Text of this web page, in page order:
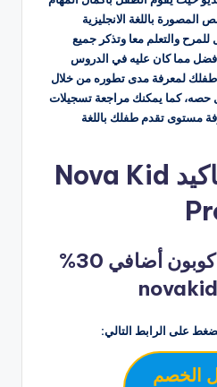
باللغة الانجليزية
والتعلم معا وتذكر جميع
مما كان عليه في الدروس
طفلك لمعرفة مدى تطوره من خلال
حصه، كما يمكنك مراجعة تسجيلات
مستوى تقدم طفلك باللغة
كود خصم نوفاكيد Nova Kid
كود خصم نوفاكيد كوبون أضافي 30%
على الرابط التالي:
الخصم